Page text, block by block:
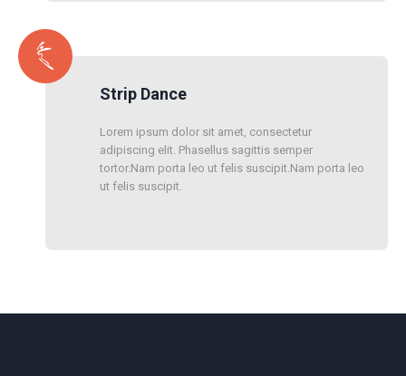
Strip Dance
Lorem ipsum dolor sit amet, consectetur
adipiscing elit. Phasellus sagittis semper
tortor.Nam porta leo ut felis suscipit.Nam porta leo
ut felis suscipit.